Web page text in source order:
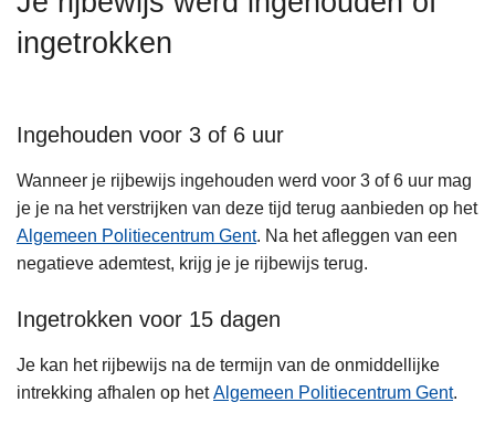
ingetrokken
Ingehouden voor 3 of 6 uur
Wanneer je rijbewijs ingehouden werd voor 3 of 6 uur mag
je je na het verstrijken van deze tijd terug aanbieden op het
Algemeen Politiecentrum Gent. Na het afleggen van een
negatieve ademtest, krijg je je rijbewijs terug.
Ingetrokken voor 15 dagen
Je kan het rijbewijs na de termijn van de onmiddellijke
intrekking afhalen op hetAlgemeen Politiecentrum Gent.